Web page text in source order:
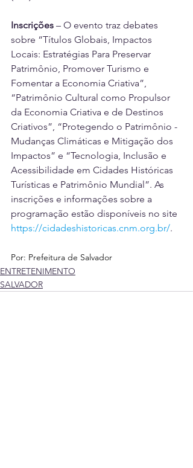
Inscrições – O evento traz debates
sobre “Títulos Globais, Impactos
Locais: Estratégias Para Preservar
Patrimônio, Promover Turismo e
Fomentar a Economia Criativa”,
“Patrimônio Cultural como Propulsor
da Economia Criativa e de Destinos
Criativos”, “Protegendo o Patrimônio -
Mudanças Climáticas e Mitigação dos
Impactos” e “Tecnologia, Inclusão e
Acessibilidade em Cidades Históricas
Turísticas e Patrimônio Mundial”. As
inscrições e informações sobre a
programação estão disponíveis no site
https://cidadeshistoricas.cnm.org.br/.
Por: Prefeitura de Salvador
ENTRETENIMENTO
SALVADOR